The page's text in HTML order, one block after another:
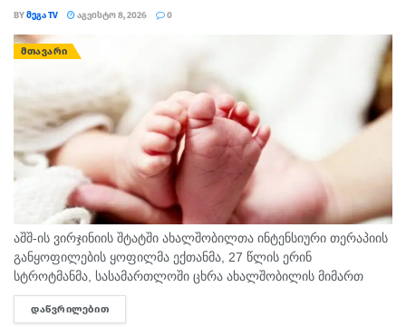
BYᲛᲔᲒᲐ TV ᲐᲒᲕᲘᲡᲢᲝ 8, 2026 0
ᲛᲗᲐᲕᲐᲠᲘ
აშშ-ის ვირჯინიის შტატში ახალშობილთა ინტენსიური თერაპიის
განყოფილების ყოფილმა ექთანმა, 27 წლის ერინ
სტროტმანმა, სასამართლოში ცხრა ახალშობილის მიმართ
ბავშვზე ძალადობის ბრალდებაზე დანაშაული არ უარყო. საქმე
ერთ-ერთ ყველაზე გახმაურებულ სამედიცინო სკანდალად
ᲓᲐᲬᲕᲠᲘᲚᲔᲑᲘᲗ